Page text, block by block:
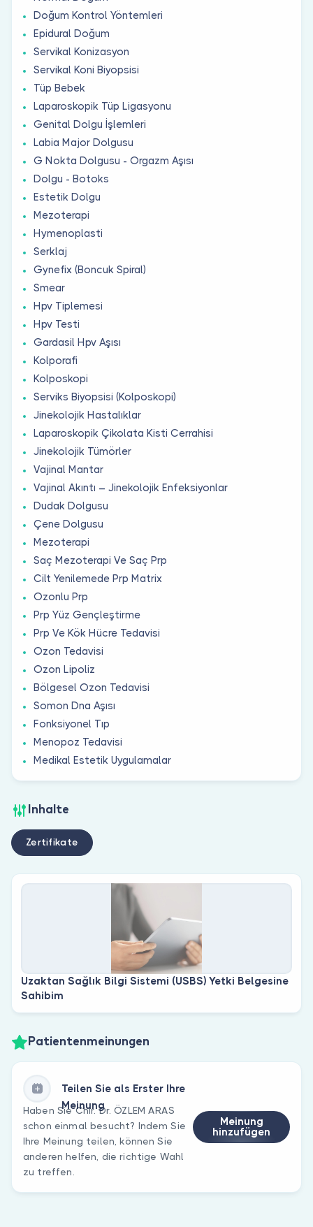
Doğum Kontrol Yöntemleri
Epidural Doğum
Servikal Konizasyon
Servikal Koni Biyopsisi
Tüp Bebek
Laparoskopik Tüp Ligasyonu
Genital Dolgu İşlemleri
Labia Major Dolgusu
G Nokta Dolgusu - Orgazm Aşısı
Dolgu - Botoks
Estetik Dolgu
Mezoterapi
Hymenoplasti
Serklaj
Gynefix (Boncuk Spiral)
Smear
Hpv Tiplemesi
Hpv Testi
Gardasil Hpv Aşısı
Kolporafi
Kolposkopi
Serviks Biyopsisi (Kolposkopi)
Jinekolojik Hastalıklar
Laparoskopik Çikolata Kisti Cerrahisi
Jinekolojik Tümörler
Vajinal Mantar
Vajinal Akıntı – Jinekolojik Enfeksiyonlar
Dudak Dolgusu
Çene Dolgusu
Mezoterapi
Saç Mezoterapi Ve Saç Prp
Cilt Yenilemede Prp Matrix
Ozonlu Prp
Prp Yüz Gençleştirme
Prp Ve Kök Hücre Tedavisi
Ozon Tedavisi
Ozon Lipoliz
Bölgesel Ozon Tedavisi
Somon Dna Aşısı
Fonksiyonel Tıp
Menopoz Tedavisi
Medikal Estetik Uygulamalar
Inhalte
Zertifikate
Uzaktan Sağlık Bilgi Sistemi (USBS) Yetki Belgesine
Sahibim
Patientenmeinungen
Teilen Sie als Erster Ihre
Meinung
Haben Sie Chir. Dr. ÖZLEM ARAS
schon einmal besucht? Indem Sie
Ihre Meinung teilen, können Sie
anderen helfen, die richtige Wahl
zu treffen.
Meinung
hinzufügen